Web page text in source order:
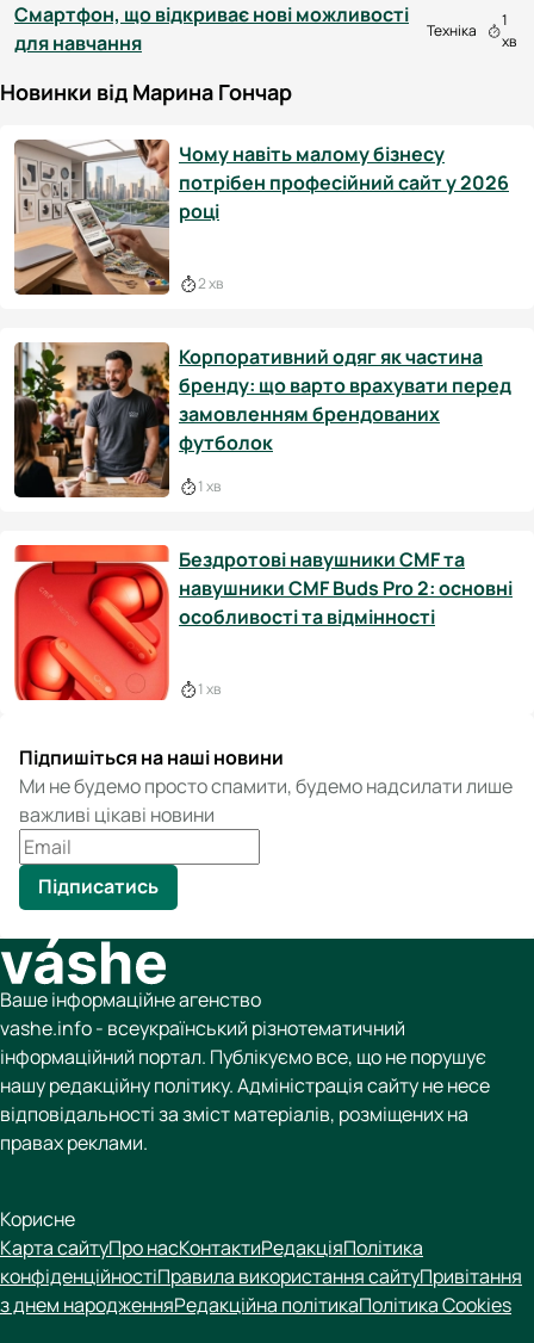
Смартфон, що відкриває нові можливості
для навчання
Техніка
1
хв
Новинки від Марина Гончар
Чому навіть малому бізнесу
потрібен професійний сайт у 2026
році
2 хв
Корпоративний одяг як частина
бренду: що варто врахувати перед
замовленням брендованих
футболок
1 хв
Бездротові навушники CMF та
навушники CMF Buds Pro 2: основні
особливості та відмінності
1 хв
Підпишіться на наші новини
Ми не будемо просто спамити, будемо надсилати лише
важливі цікаві новини
Підписатись
Ваше інформаційне агенство
vashe.info - всеукраїнський різнотематичний
інформаційний портал. Публікуємо все, що не порушує
нашу редакційну політику. Адміністрація сайту не несе
відповідальності за зміст матеріалів, розміщених на
правах реклами.
Корисне
Карта сайтуПро насКонтактиРедакціяПолітика
конфіденційностіПравила використання сайтуПривітання
з днем народженняРедакційна політикаПолітика Cookies